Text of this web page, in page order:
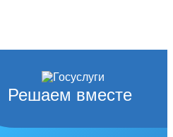
Решаем вместе